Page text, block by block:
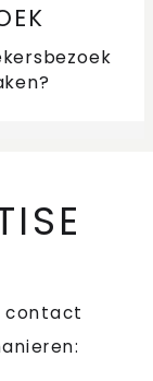
contact